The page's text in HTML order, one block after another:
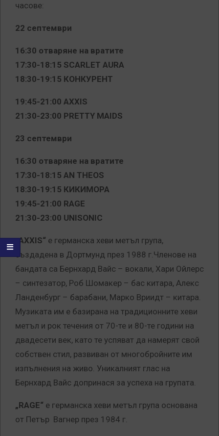
часове:
22 септември
16:30 отваряне на вратите
17:30-18:15 SCARLET AURA
18:30-19:15 КОНКУРЕНТ
19:45-21:00 AXXIS
21:30-23:00 PRETTY MAIDS
23 септември
16:30 отваряне на вратите
17:30-18:15 AN THEOS
18:30-19:15 КИКИМОРА
19:45-21:00 RAGE
21:30-23:00 UNISONIC
„AXXIS“ е германска хеви метъл група,
създадена в Дортмунд през 1988 г.Членове на
бандата са Бернхард Вайс – вокали, Хари Ойлерс
– синтезатор, Роб Шомакер – бас китара, Алекс
Ланденбург – барабани, Марко Вриидт – китара.
Музиката им е базирана на традиционните хеви
метъл и рок течения от 70-те и 80-те години на
двадесети век, като те успяват да намерят свой
собствен стил, развиван от многобройните им
изпълнения на живо. Уникалният глас на
Бернхард Вайс допринася за успеха на групата.
„RAGE“ е германска хеви метъл група основана
от Петър Вагнер през 1984 г.